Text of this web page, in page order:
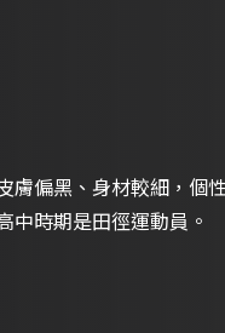
偏黑、身材較細，個
中時期是田徑運動員。